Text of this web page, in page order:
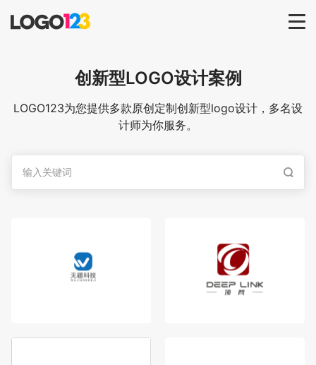
选择套餐→
商标版权
创新型LOGO设计案例
LOGO123为您提供多款原创定制创新型logo设计，多名设
计师为你服务。